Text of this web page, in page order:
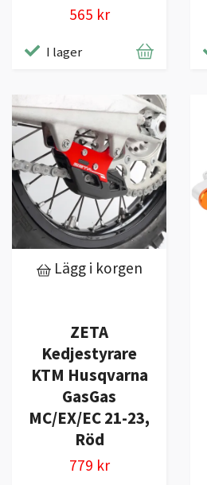
565 kr
I lager
Lägg i korgen
ZETA
Kedjestyrare
KTM Husqvarna
GasGas
MC/EX/EC 21-23,
Röd
779 kr